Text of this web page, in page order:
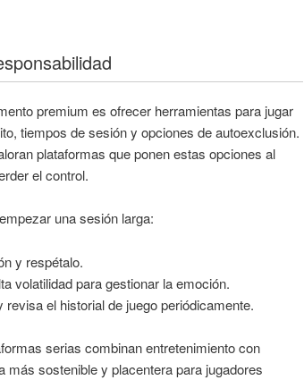
premium es ofrecer herramientas para jugar
tiempos de sesión y opciones de autoexclusión.
plataformas que ponen estas opciones al
el control.
una sesión larga:
y respétalo.
volatilidad para gestionar la emoción.
el historial de juego periódicamente.
serias combinan entretenimiento con
más sostenible y placentera para jugadores